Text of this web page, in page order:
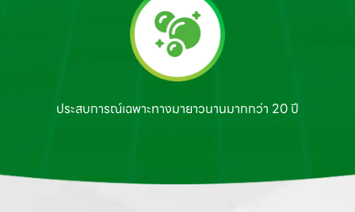
ประสบการณ์เฉพาะทางมายาวนานมากกว่า 20 ปี